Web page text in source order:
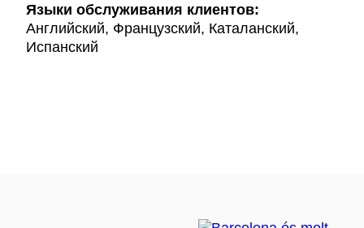
Языки обслуживания клиентов:
Английский, Французский, Каталанский,
Испанский